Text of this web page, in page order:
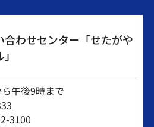
合わせセンター「せたがや
午後9時まで
3100